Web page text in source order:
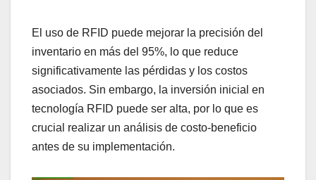
El uso de RFID puede mejorar la precisión del
inventario en más del 95%, lo que reduce
significativamente las pérdidas y los costos
asociados. Sin embargo, la inversión inicial en
tecnología RFID puede ser alta, por lo que es
crucial realizar un análisis de costo-beneficio
antes de su implementación.